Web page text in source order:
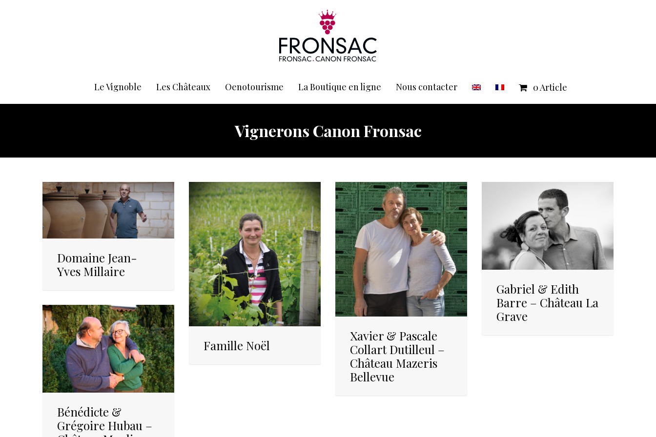
Le Vignoble Les Châteaux Oenotourisme La Boutique en ligne Nous contacter 0 Article
Vignerons Canon Fronsac
Domaine Jean-
Yves Millaire
Famille Noël
Xavier & Pascale
Collart Dutilleul –
Château Mazeris
Bellevue
Gabriel & Edith
Barre – Château La
Grave
Bénédicte &
Grégoire Hubau –